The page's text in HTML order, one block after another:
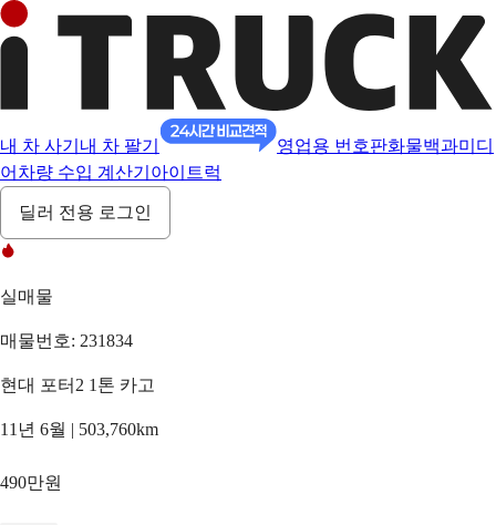
내 차 사기 내 차 팔기 영업용 번호판화물백과미디
어 차량 수입 계산기 아이트럭
딜러 전용 로그인
실매물
매물번호: 231834
현대 포터2 1톤 카고
11년 6월 | 503,760km
490만원